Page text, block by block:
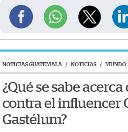
NOTICIAS GUATEMALA / NOTICIAS / MUNDO
¿Qué se sabe
contra el influencer
Gastélum?